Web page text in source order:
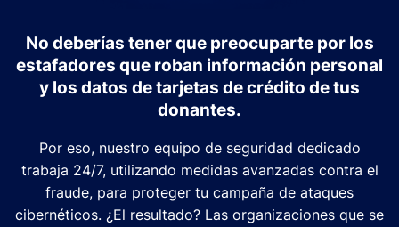
No deberías tener que preocuparte por los
estafadores que roban información personal
y los datos de tarjetas de crédito de tus
donantes.
Por eso, nuestro equipo de seguridad dedicado
trabaja 24/7, utilizando medidas avanzadas contra el
fraude, para proteger tu campaña de ataques
cibernéticos. ¿El resultado? Las organizaciones que se